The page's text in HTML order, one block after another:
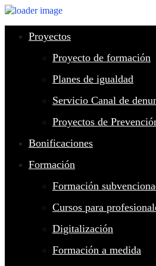
Proyectos
Proyecto de formación
Planes de igualdad
Servicio Canal de
Proyectos de
Bonificaciones
Formación
Formación
Cursos para
Digitalización
Formación a medida